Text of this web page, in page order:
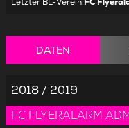
DATEN
2018 / 2019
FC FLYERALARM